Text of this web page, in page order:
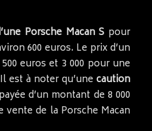
Porsche Macan S pour
600 euros. Le prix d’un
euros et 3 000 pour une
est à noter qu’unecaution
d’un montant de 8 000
vente de la Porsche Macan